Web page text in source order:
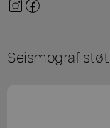
Seismograf